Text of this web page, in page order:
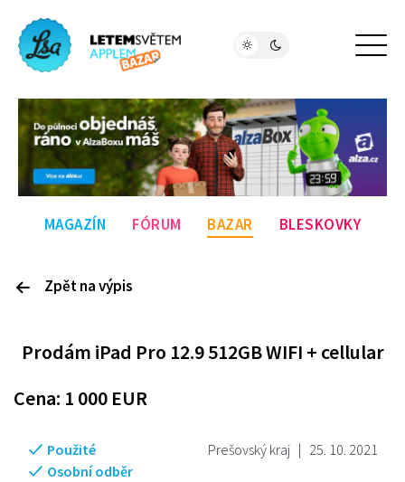
MAGAZÍN FÓRUM BAZAR BLESKOVKY
Zpět na výpis
Prodám iPad Pro 12.9 512GB WIFI + cellular
Cena: 1 000 EUR
Prešovský kraj | 25. 10. 2021
Použité
Osobní odběr